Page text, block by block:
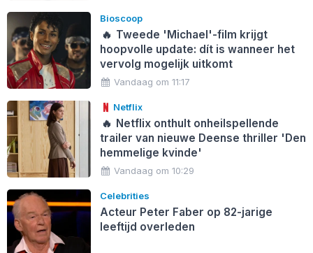
Bioscoop
🔥 Tweede 'Michael'-film krijgt
hoopvolle update: dít is wanneer het
vervolg mogelijk uitkomt
Vandaag om 11:17
Netflix
🔥 Netflix onthult onheilspellende
trailer van nieuwe Deense thriller 'Den
hemmelige kvinde'
Vandaag om 10:29
Celebrities
Acteur Peter Faber op 82-jarige
leeftijd overleden